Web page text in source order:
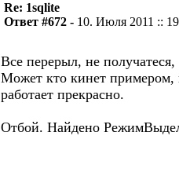
Re: 1sqlite
Ответ #672 - 10. Июля 2011 ::
Все перерыл, не
Может кто кинет примером,
работает прекрасно.
Отбой. Найдено